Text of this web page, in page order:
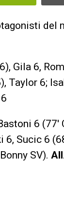
del
Gila 6,
Taylor 6;
6
Sucic 6
SV). All